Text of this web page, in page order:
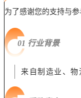
为了感谢您的支持与
01 行业背景
来自制造业、